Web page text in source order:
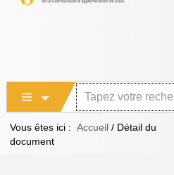
Vous êtes ici : Accueil / Détail du
document